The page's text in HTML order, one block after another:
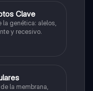
Clave
genética: alelos,
y recesivo.
la membrana,